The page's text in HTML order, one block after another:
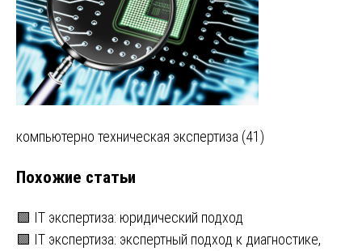
Навигация
по
записям
компьютерно техническая экспертиза (41)
Похожие статьи
🟩 IT экспертиза: юридический подход
🟩 IT экспертиза: экспертный подход к диагностике,